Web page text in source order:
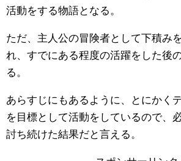
活動をする物語となる。
ただ、主人公の冒険者として下積み
れ、すでにある程度の活躍をした後
る。
あらすじにもあるように、とにかく
を目標として活動をしているので、
討ち続けた結果だと言える。